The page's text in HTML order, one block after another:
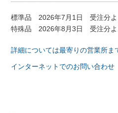
標準品 2026年7月1日 受注分よ
特殊品 2026年8月3日 受注分よ
詳細については最寄りの営業所ま
インターネットでのお問い合わせ